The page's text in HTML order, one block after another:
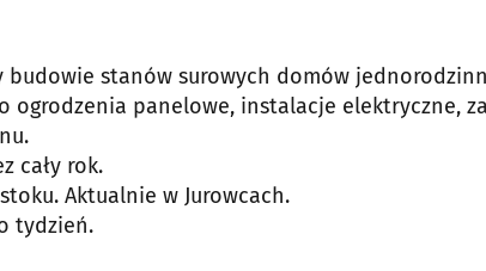
budowie stanów surowych domów
ogrodzenia panelowe, instalacje elektryczne,
cały rok.
Aktualnie w Jurowcach.
tydzień.